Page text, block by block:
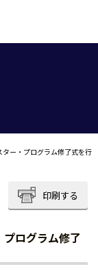
ー・プログラム修了式を行
印刷する
ログラム修了